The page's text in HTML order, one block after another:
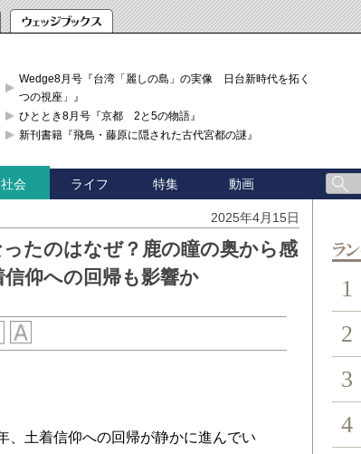
Wedge8月号『台湾「麗しの島」の実像 日台新時代を拓く「3
つの視座」』
ひととき8月号『京都 2と5の物語』
新刊書籍『飛鳥・藤原に隠された古代宮都の謎』
社会 ライフ 特集 動画
2025年4月15日
たのはなぜ？鹿の瞳の奥から感
仰への回帰も影響か
土着信仰への回帰が静かに進んでい
1
2
3
4